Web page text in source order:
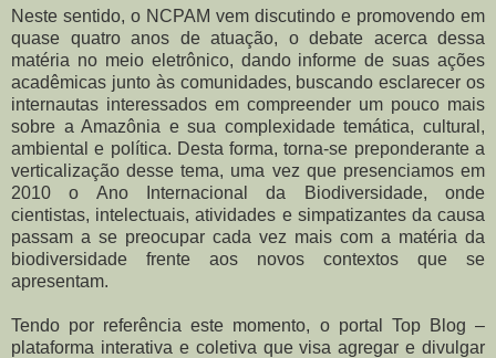
Neste sentido, o NCPAM vem discutindo e promovendo em
quase quatro anos de atuação, o debate acerca dessa
matéria no meio eletrônico, dando informe de suas ações
acadêmicas junto às comunidades, buscando esclarecer os
internautas interessados em compreender um pouco mais
sobre a Amazônia e sua complexidade temática, cultural,
ambiental e política. Desta forma, torna-se preponderante a
verticalização desse tema, uma vez que presenciamos em
2010 o Ano Internacional da Biodiversidade, onde
cientistas, intelectuais, atividades e simpatizantes da causa
passam a se preocupar cada vez mais com a matéria da
biodiversidade frente aos novos contextos que se
apresentam.
Tendo por referência este momento, o portal Top Blog –
plataforma interativa e coletiva que visa agregar e divulgar